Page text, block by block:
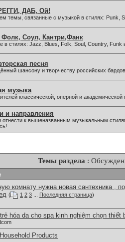
ДАБ, Ой!
темы, связанные с музыкой в стилях: Punk,
Соул, Кантри,Фанк
в стилях: Jazz, Blues, Folk, Soul, Country, Funk
песня
шансону и творчеству российских
музыка
классической, оперной и академической
и направления
отнести к вышеназванным музыкальным
Темы раздела :
комнату нужна новая сантехника ,
( 1 2 3 Последняя страница)
hóa da cho spa kinh nghiệm chọn thiết
Products